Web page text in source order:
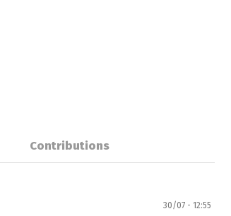
Contributions
30/07 - 12:55